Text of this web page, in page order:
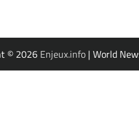
© 2026 Enjeux.info| World